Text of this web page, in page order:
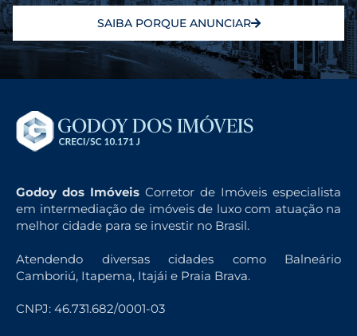
SAIBA PORQUE ANUNCIAR
Godoy dos Imóveis Corretor de Imóveis especialista
em intermediação de imóveis de luxo com atuação na
melhor cidade para se investir no Brasil.
Atendendo diversas cidades como Balneário
Camboriú, Itapema, Itajái e Praia Brava.
CNPJ: 46.731.682/0001-03